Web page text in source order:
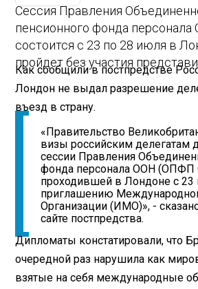
Сессия Правления
пенсионного фонда персонала
состоится с 23 по 28 июля в
пройдет без участия
Как сообщили в постпредстве
Лондон не выдал разрешение
въезд в страну.
«Правительство
визы российским делегатам
сессии Правления
фонда персонала ООН (ОПФП
проходившей в Лондоне с 23
приглашению
Организации (ИМО)», -
сайте постпредства.
Дипломаты констатировали, что
очередной раз нарушила как
взятые на себя международные